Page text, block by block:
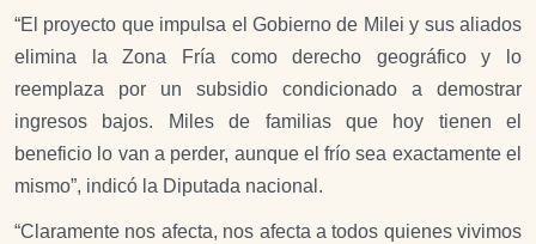
“El proyecto que impulsa el Gobierno de Milei y sus aliados
elimina la Zona Fría como derecho geográfico y lo
reemplaza por un subsidio condicionado a demostrar
ingresos bajos. Miles de familias que hoy tienen el
beneficio lo van a perder, aunque el frío sea exactamente el
mismo”, indicó la Diputada nacional.
“Claramente nos afecta, nos afecta a todos quienes vivimos